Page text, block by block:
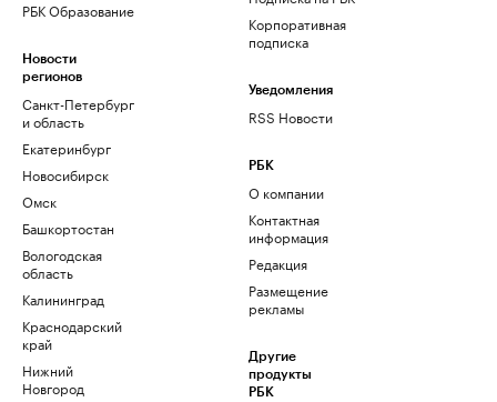
РБК Образование
Новости
регионов
Санкт-Петербург
и область
Екатеринбург
Новосибирск
Омск
Башкортостан
Вологодская
область
Калининград
Краснодарский
край
Нижний
Новгород
Корпоративная
подписка
Уведомления
RSS Новости
РБК
О компании
Контактная
информация
Редакция
Размещение
рекламы
Другие
продукты
РБК